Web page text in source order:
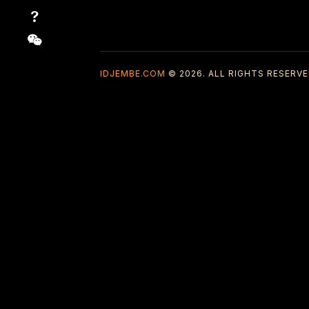
IDJEMBE.COM © 2026. ALL RIGHTS